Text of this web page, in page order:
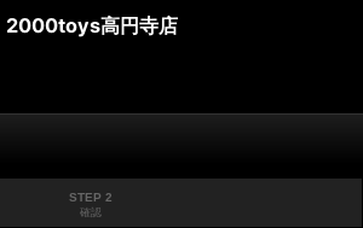
2000toys高円寺店
STEP 2
確認